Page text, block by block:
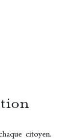
citoyen.